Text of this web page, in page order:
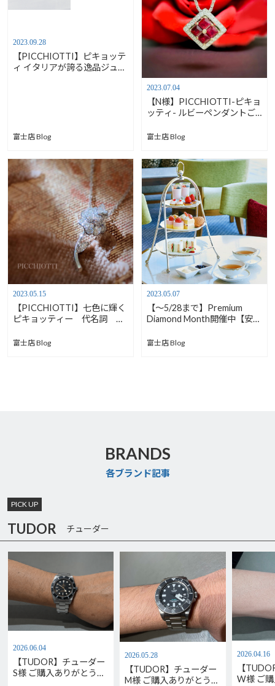
2023.09.28
【PICCHIOTTI】ピキョッテ
ィ イタリアが誇る逸品ジュエ
富士店 Blog
2023.07.04
【N様】PICCHIOTTI-ピキョ
ッティ- ルビーペンダントご
N024【安心堂富士店】
富士店 Blog
2023.05.15
【PICCHIOTTI】七色に輝く
ピキョッティー 代名詞 薔
店】
富士店 Blog
2023.05.07
【～5/28まで】Premium
Diamond Month開催中【安心
富士店 Blog
BRANDS
各ブランド記事
PICK UP
TUDOR チューダー
2026.06.04
【TUDOR】チューダー
S様 ご購入ありがとうご
2026.05.28
【TUDOR】チューダー
M様 ご購入ありがとうご
2026.04.16
【
W様 ご